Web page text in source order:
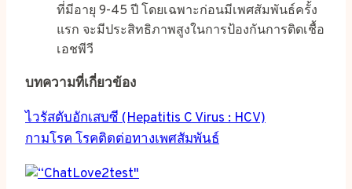
ที่มีอายุ 9-45 ปี โดยเฉพาะก่อนมีเพศสัมพันธ์ครั้ง
แรก จะมีประสิทธิภาพสูงในการป้องกันการติดเชื้อ
เอชพีวี
บทความที่เกี่ยวข้อง
ไวรัสตับอักเสบซี (Hepatitis C Virus : HCV)
กามโรค โรคติดต่อทางเพศสัมพันธ์